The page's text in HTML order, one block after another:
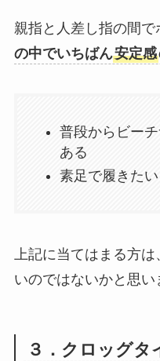
親指と人差し指の間で
の中でいちばん安定感
普段からビー
ある
素足で履きたい
上記に当てはまる方
いのではないかと思い
３．クロッグタ